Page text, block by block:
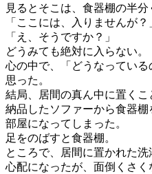
見るとそこは、食器棚の半分
「ここには、入りませんが？
「え、そうですか？」
どうみても絶対に入らない。
心の中で、「どうなってい
思った。
結局、居間の真ん中に置くこ
納品したソファーから食器
部屋になってしまった。
足をのばすと食器棚。
ところで、居間に置かれた洗
心配になったが、面倒くさ